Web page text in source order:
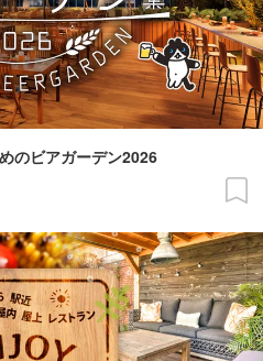
のビアガーデン2026